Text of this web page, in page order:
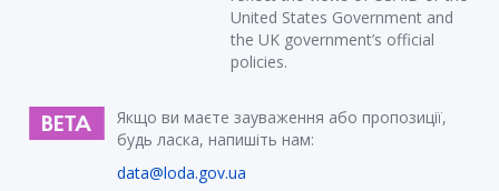
United States Government and
the UK government’s official
policies.
Якщо ви маєте зауваження або пропозиції,
будь ласка, напишіть нам:
data@loda.gov.ua